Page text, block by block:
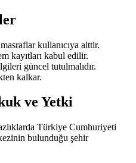
kullanıcıya aittir.
kayıtları kabul edilir.
güncel tutulmalıdır.
kalkar.
ve Yetki
Türkiye Cumhuriyeti
bulunduğu şehir